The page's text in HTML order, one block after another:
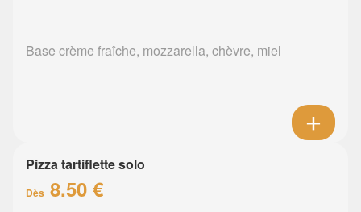
Base crème fraîche, mozzarella, chèvre, miel
Pizza tartiflette solo
Dès 8.50 €